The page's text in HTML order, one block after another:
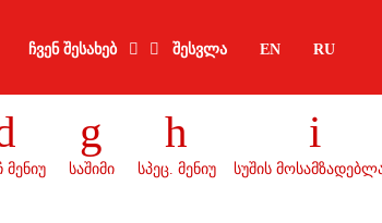
ჩვენ შესახებ შესვლა EN RU
საშიმი სპეც. მენიუ სუშის